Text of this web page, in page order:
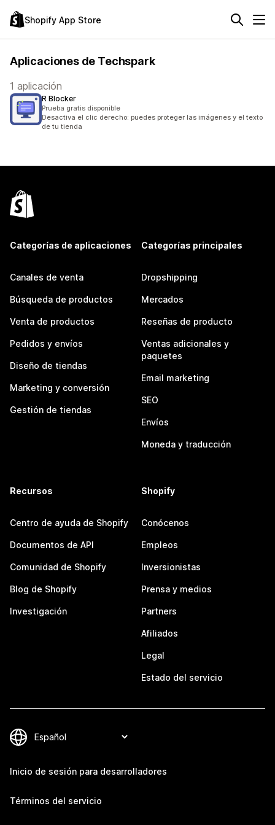
Shopify App Store
Aplicaciones de Techspark
1 aplicación
R Blocker
Prueba gratis disponible
Desactiva el clic derecho: puedes proteger las imágenes y el texto
de tu tienda
Categorías de aplicaciones
Canales de venta
Búsqueda de productos
Venta de productos
Pedidos y envíos
Diseño de tiendas
Marketing y conversión
Gestión de tiendas
Categorías principales
Dropshipping
Mercados
Reseñas de producto
Ventas adicionales y
paquetes
Email marketing
SEO
Envíos
Moneda y traducción
Recursos
Centro de ayuda de Shopify
Documentos de API
Comunidad de Shopify
Blog de Shopify
Investigación
Shopify
Conócenos
Empleos
Inversionistas
Prensa y medios
Partners
Afiliados
Legal
Estado del servicio
Inicio de sesión para desarrolladores
Términos del servicio